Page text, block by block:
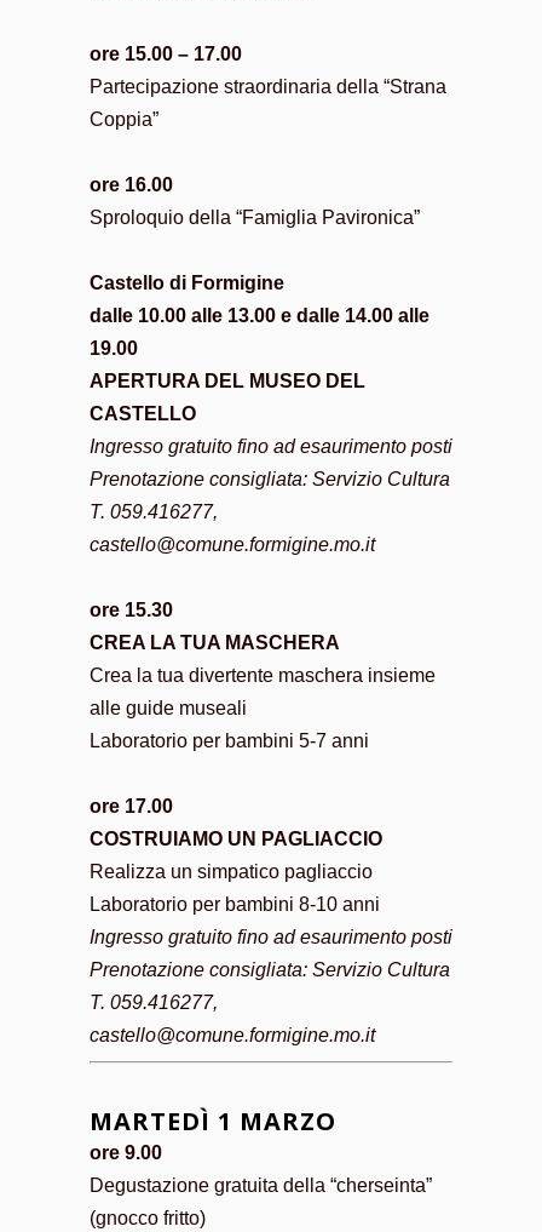
ore 15.00 – 17.00
Partecipazione straordinaria della “Strana
Coppia”
ore 16.00
Sproloquio della “Famiglia Pavironica”
Castello di Formigine
dalle 10.00 alle 13.00 e dalle 14.00 alle
19.00
APERTURA DEL MUSEO DEL
CASTELLO
Ingresso gratuito fino ad esaurimento posti
Prenotazione consigliata: Servizio Cultura
T. 059.416277,
castello@comune.formigine.mo.it
ore 15.30
CREA LA TUA MASCHERA
Crea la tua divertente maschera insieme
alle guide museali
Laboratorio per bambini 5-7 anni
ore 17.00
COSTRUIAMO UN PAGLIACCIO
Realizza un simpatico pagliaccio
Laboratorio per bambini 8-10 anni
Ingresso gratuito fino ad esaurimento posti
Prenotazione consigliata: Servizio Cultura
T. 059.416277,
castello@comune.formigine.mo.it
MARTEDÌ 1 MARZO
ore 9.00
Degustazione gratuita della “cherseinta”
(gnocco fritto)